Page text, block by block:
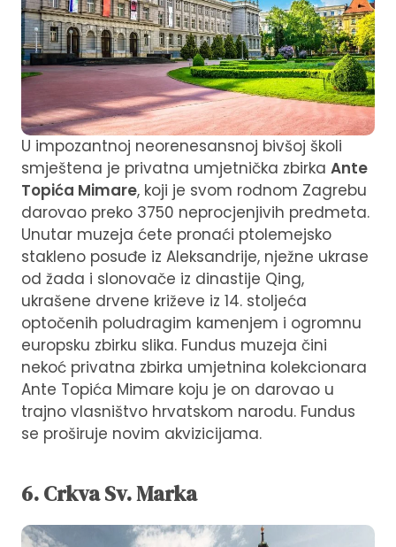
U impozantnoj neorenesansnoj bivšoj školi
smještena je privatna umjetnička zbirka Ante
Topića Mimare, koji je svom rodnom Zagrebu
darovao preko 3750 neprocjenjivih predmeta.
Unutar muzeja ćete pronaći ptolemejsko
stakleno posuđe iz Aleksandrije, nježne ukrase
od žada i slonovače iz dinastije Qing,
ukrašene drvene križeve iz 14. stoljeća
optočenih poludragim kamenjem i ogromnu
europsku zbirku slika. Fundus muzeja čini
nekoć privatna zbirka umjetnina kolekcionara
Ante Topića Mimare koju je on darovao u
trajno vlasništvo hrvatskom narodu. Fundus
se proširuje novim akvizicijama.
6. Crkva Sv. Marka